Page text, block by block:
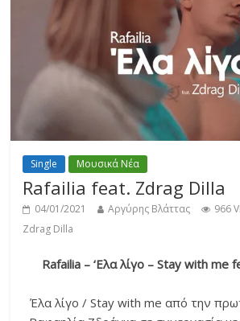
Single Μουσικά Νέα
Rafailia feat. Zdrag Dilla
04/01/2021 Αργύρης Βλάττας 966
Zdrag Dilla
Rafailia – ‘Ελα λίγο – Stay with me
Έλα λίγο / Stay with me από την